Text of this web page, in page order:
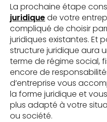
La prochaine étape
juridiquede votre
compliqué de choisir
juridiques existantes. Et
structure juridique aura
terme de régime social,
encore de
d’entreprise vous
la forme juridique et
plus adapté à votre
ou société.